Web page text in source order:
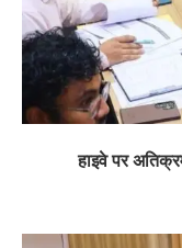
हाइवे पर